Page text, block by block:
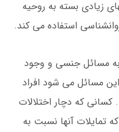
زیادی بسته به روحیه
استفاده می کند.
به مسائل جنسی و وجود
مسائل می شود افراد
که دچار اختلالات
آنها نسبت به